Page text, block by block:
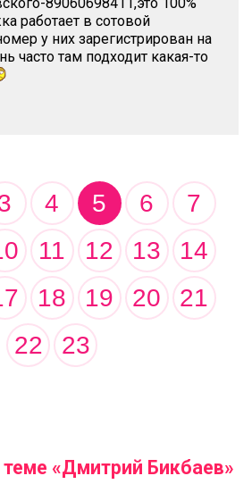
работает в сотовой
у них зарегистрирован на
часто там подходит какая-то
4 5 6
7
11 12 13
14
18 19 20
21
22
23
«Дмитрий Бикбаев»